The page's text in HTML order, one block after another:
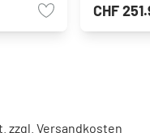
CHF
zzgl. Versandkosten